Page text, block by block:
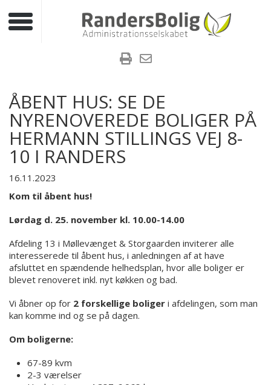
Toggle navigation
ÅBENT HUS: SE DE
NYRENOVEREDE BOLIGER PÅ
HERMANN STILLINGS VEJ 8-
10 I RANDERS
16.11.2023
Kom til åbent hus!
Lørdag d. 25. november kl. 10.00-14.00
Afdeling 13 i Møllevænget & Storgaarden inviterer alle
interesserede til åbent hus, i anledningen af at have
afsluttet en spændende helhedsplan, hvor alle boliger er
blevet renoveret inkl. nyt køkken og bad.
Vi åbner op for 2 forskellige boliger i afdelingen, som man
kan komme ind og se på dagen.
Om boligerne:
67-89 kvm
2-3 værelser